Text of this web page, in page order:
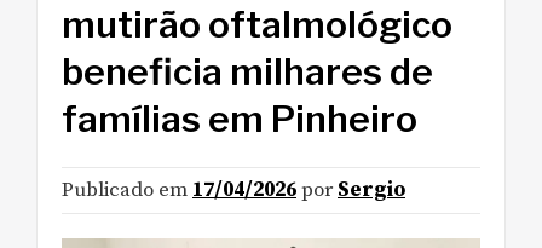
mutirão oftalmológico
beneficia milhares de
famílias em Pinheiro
Publicado em 17/04/2026por Sergio